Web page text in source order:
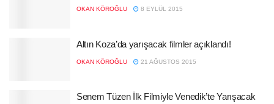
OKAN KÖROĞLU 8 EYLÜL 2015
Altın Koza’da yarışacak filmler açıklandı!
OKAN KÖROĞLU 21 AĞUSTOS 2015
Senem Tüzen İlk Filmiyle Venedik’te Yarışacak